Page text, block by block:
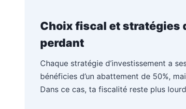
Choix fiscal et stratégies
perdant
Chaque stratégie d’investissement a
bénéficies d’un abattement de 50%,
Dans ce cas, ta fiscalité reste plus